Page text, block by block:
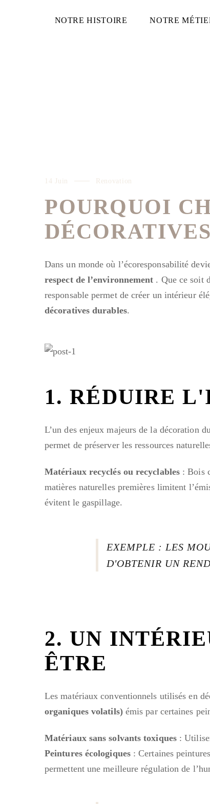
NOTRE HISTOIRE NOTRE
14 Juin Renovation
POURQUOI
Dans un monde où l’écoresponsabilité
respect de l’environnement . Que ce soit
responsable permet de créer un intérieur
décoratives durables.
1. RÉDUIRE
L’un des enjeux majeurs de la décoration
permet de préserver les ressources
Matériaux recyclés ou recyclables : Bois
matières naturelles premières limitent
évitent le gaspillage.
EXEMPLE : LES
D'OBTENIR UN
2. UN
ÊTRE
Les matériaux conventionnels utilisés en
organiques volatils) émis par certaines
Matériaux sans solvants toxiques :
Peintures écologiques : Certaines
permettent une meilleure régulation de